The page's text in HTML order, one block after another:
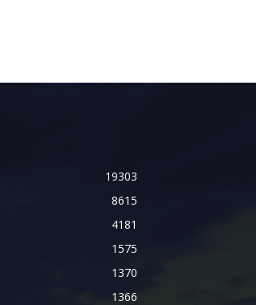
19303
8615
4181
1575
1370
1366